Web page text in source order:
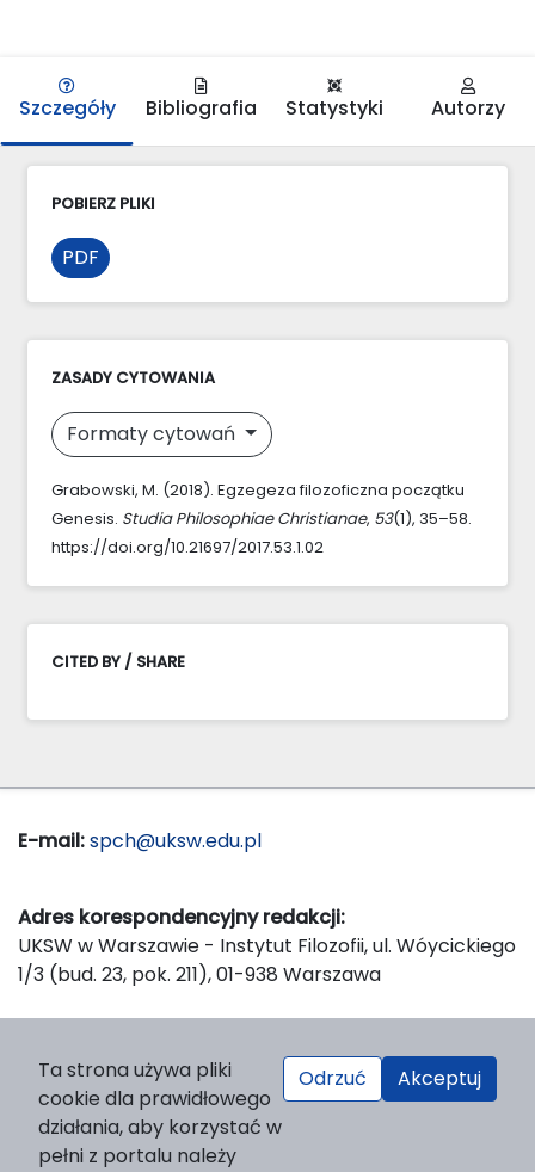
Szczegóły Bibliografia Statystyki Autorzy
POBIERZ PLIKI
PDF
ZASADY CYTOWANIA
Formaty cytowań
Grabowski, M. (2018). Egzegeza filozoficzna początku
Genesis. Studia Philosophiae Christianae, 53(1), 35–58.
https://doi.org/10.21697/2017.53.1.02
CITED BY / SHARE
E-mail:spch@uksw.edu.pl
Adres korespondencyjny redakcji:
UKSW w Warszawie - Instytut Filozofii, ul. Wóycickiego
1/3 (bud. 23, pok. 211), 01-938 Warszawa
Wydawnictwo Naukowe UKSW, ul. Dewajtis 5, domek
nr 2, 01-815 Warszawa
Strona WWW Wydawnictwa
e-mail: wydawnictwo@uksw.edu.pl
Ta strona używa pliki
cookie dla prawidłowego
działania, aby korzystać w
pełni z portalu należy
Odrzuć Akceptuj